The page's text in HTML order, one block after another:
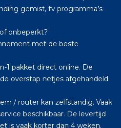
gemist, tv programma’s
onbeperkt?
met de beste
1 pakket direct online. De
overstap netjes afgehandeld
/ router kan zelfstandig. Vaak
beschikbaar. De levertijd
is vaak korter dan 4 weken.